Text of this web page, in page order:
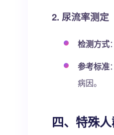
2. 尿流率测定
检测方式
参考标准
病因。
四、特殊